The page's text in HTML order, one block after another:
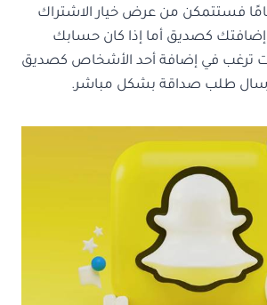
فستتمكن من عرض خيار الاشتراك
كصديق أما إذا كان حسابك
ترغب في إضافة أحد الأشخاص كصديق
طلب صداقة بشكل مباشر.